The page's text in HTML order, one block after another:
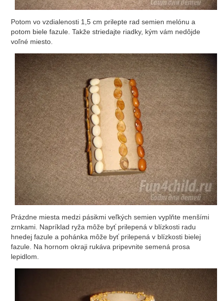
Potom vo vzdialenosti 1,5 cm prilepte rad semien melónu a
potom biele fazule. Takže striedajte riadky, kým vám nedôjde
voľné miesto.
Prázdne miesta medzi pásikmi veľkých semien vyplňte menšími
zrnkami. Napríklad ryža môže byť prilepená v blízkosti radu
hnedej fazule a pohánka môže byť prilepená v blízkosti bielej
fazule. Na hornom okraji rukáva pripevnite semená prosa
lepidlom.